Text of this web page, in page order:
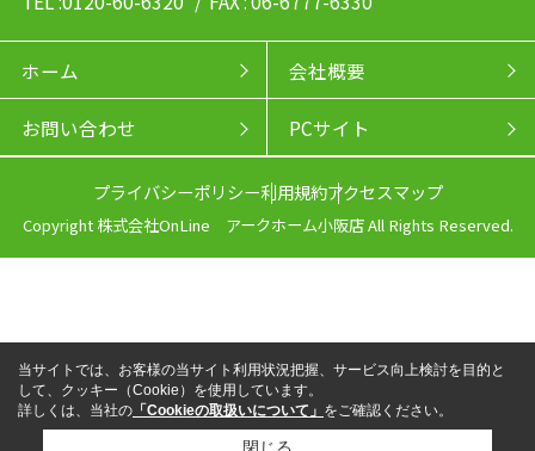
ホーム 会社概要
お問い合わせ PCサイト
プライバシーポリシー利用規約アクセスマップ
Copyright 株式会社OnLine アークホーム小阪店 All Rights Reserved.
当サイトでは、お客様の当サイト利用状況把握、サービス向上検討を目的と
して、クッキー（Cookie）を使用しています。
詳しくは、当社の 「Cookieの取扱いについて」 をご確認ください。